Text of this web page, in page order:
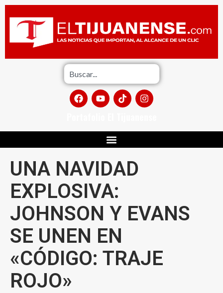
UNA NAVIDAD
EXPLOSIVA:
JOHNSON Y EVANS
SE UNEN EN
«CÓDIGO: TRAJE
ROJO»